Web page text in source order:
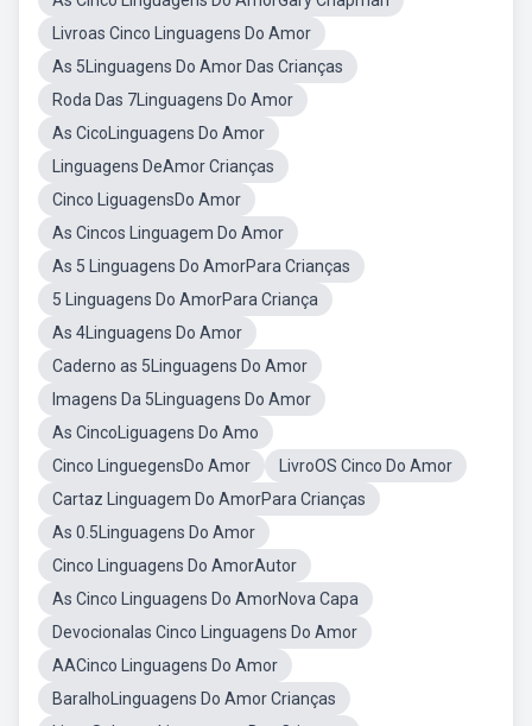
Livroas Cinco Linguagens Do Amor
As 5Linguagens Do Amor Das Crianças
Roda Das 7Linguagens Do Amor
As CicoLinguagens Do Amor
Linguagens DeAmor Crianças
Cinco LiguagensDo Amor
As Cincos Linguagem Do Amor
As 5 Linguagens Do AmorPara Crianças
5 Linguagens Do AmorPara Criança
As 4Linguagens Do Amor
Caderno as 5Linguagens Do Amor
Imagens Da 5Linguagens Do Amor
As CincoLiguagens Do Amo
Cinco LinguegensDo Amor
LivroOS Cinco Do Amor
Cartaz Linguagem Do AmorPara Crianças
As 0.5Linguagens Do Amor
Cinco Linguagens Do AmorAutor
As Cinco Linguagens Do AmorNova Capa
Devocionalas Cinco Linguagens Do Amor
AACinco Linguagens Do Amor
BaralhoLinguagens Do Amor Crianças